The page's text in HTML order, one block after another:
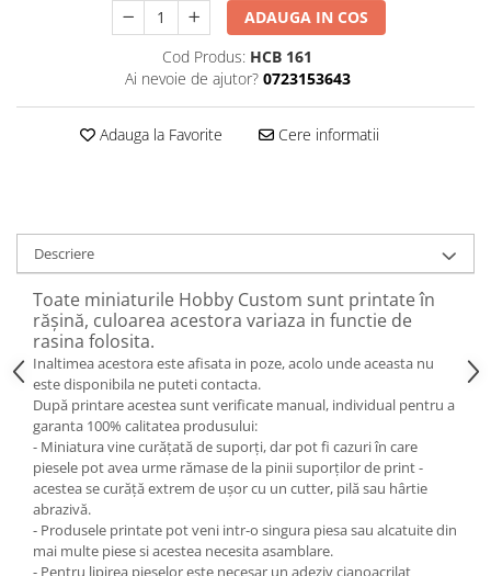
ADAUGA IN COS
Cod Produs: HCB 161
Ai nevoie de ajutor? 0723153643
Adauga la Favorite Cere informatii
Descriere
Toate miniaturile Hobby Custom sunt printate în
rășină, culoarea acestora variaza in functie de
rasina folosita.
Inaltimea acestora este afisata in poze, acolo unde aceasta nu
este disponibila ne puteti contacta.
După printare acestea sunt verificate manual, individual pentru a
garanta 100% calitatea produsului:
- Miniatura vine curățată de suporți, dar pot fi cazuri în care
piesele pot avea urme rămase de la pinii suporților de print -
acestea se curăță extrem de ușor cu un cutter, pilă sau hârtie
abrazivă.
- Produsele printate pot veni intr-o singura piesa sau alcatuite din
mai multe piese si acestea necesita asamblare.